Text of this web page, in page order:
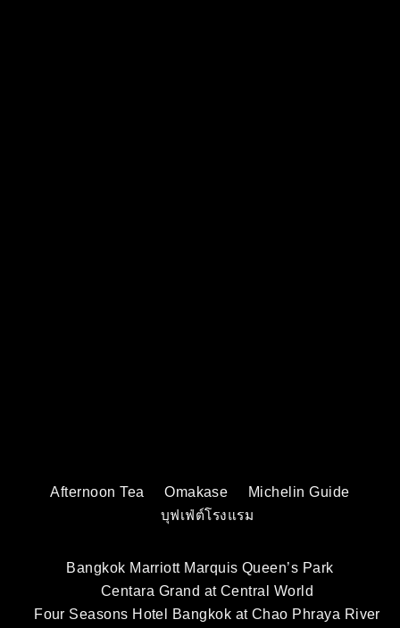
Afternoon Tea Omakase
Michelin Guide
บุฟเฟ่ต์โรงแรม
Bangkok Marriott Marquis Queen’s Park
Centara Grand at Central World
Four Seasons Hotel Bangkok at Chao Phraya River